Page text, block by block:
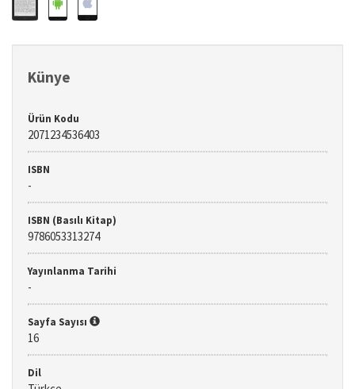
Künye
Ürün Kodu
2071234536403
ISBN
-
ISBN (Basılı Kitap)
9786053313274
Yayınlanma Tarihi
-
Sayfa Sayısı
16
Dil